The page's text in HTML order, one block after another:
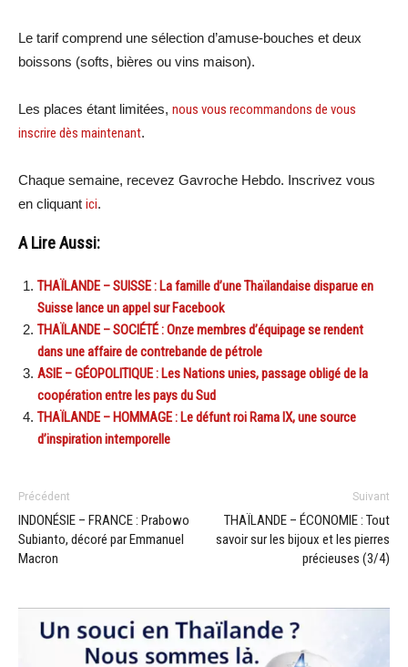
Le tarif comprend une sélection d’amuse-bouches et deux
boissons (softs, bières ou vins maison).
Les places étant limitées, nous vous recommandons de vous
inscrire dès maintenant.
Chaque semaine, recevez Gavroche Hebdo. Inscrivez vous
en cliquant ici.
A Lire Aussi:
THAÏLANDE – SUISSE : La famille d’une Thaïlandaise disparue en
Suisse lance un appel sur Facebook
THAÏLANDE – SOCIÉTÉ : Onze membres d’équipage se rendent
dans une affaire de contrebande de pétrole
ASIE – GÉOPOLITIQUE : Les Nations unies, passage obligé de la
coopération entre les pays du Sud
THAÏLANDE – HOMMAGE : Le défunt roi Rama IX, une source
d’inspiration intemporelle
Précédent
INDONÉSIE – FRANCE : Prabowo
Subianto, décoré par Emmanuel
Macron
Suivant
THAÏLANDE – ÉCONOMIE : Tout
savoir sur les bijoux et les pierres
précieuses (3/4)